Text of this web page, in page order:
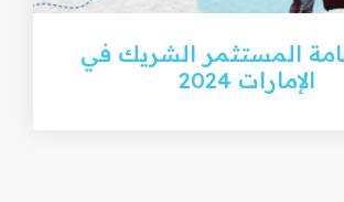
المستثمر الشريك في
الإمارات 2024